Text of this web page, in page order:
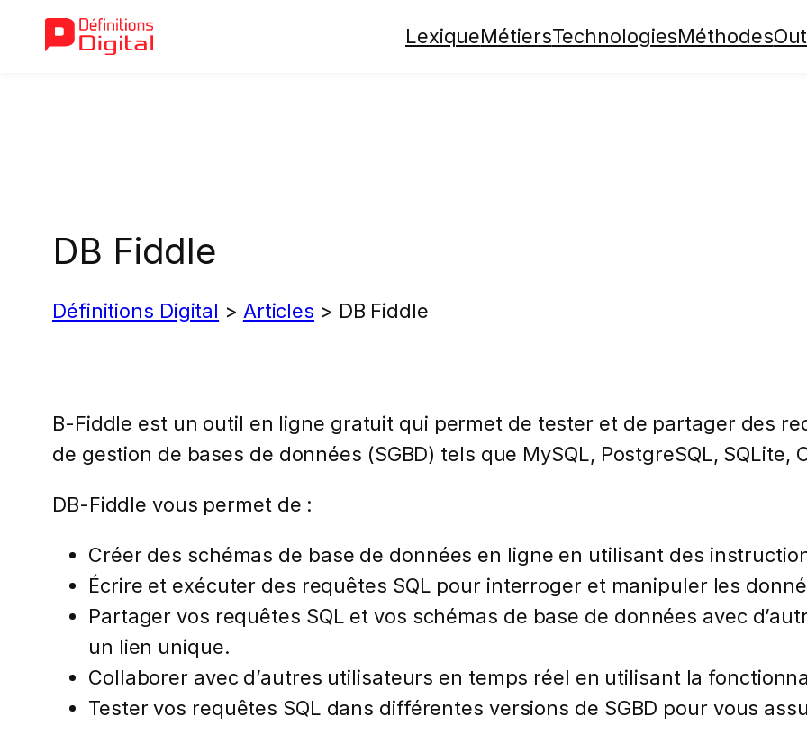
LexiqueMétiersTechnologiesMéthodes
DB Fiddle
Définitions Digital > Articles > DB Fiddle
B-Fiddle est un outil en ligne gratuit qui permet de tester et de partager des
de gestion de bases de données (SGBD) tels que MySQL, PostgreSQL, SQLite,
DB-Fiddle vous permet de :
Créer des schémas de base de données en ligne en utilisant des
Écrire et exécuter des requêtes SQL pour interroger et manipuler les
Partager vos requêtes SQL et vos schémas de base de données avec
un lien unique.
Collaborer avec d’autres utilisateurs en temps réel en utilisant la
Tester vos requêtes SQL dans différentes versions de SGBD pour vous